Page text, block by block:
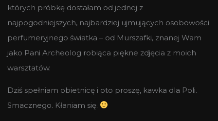
których próbkę dostałam od jednej z
najpogodniejszych, najbardziej ujmujących osobowości
perfumeryjnego światka – od Murszafki, znanej Wam
jako Pani Archeolog robiąca piękne zdjęcia z moich
warsztatów.
Dziś spełniam obietnicę i oto proszę, kawka dla Poli.
Smacznego. Kłaniam się.